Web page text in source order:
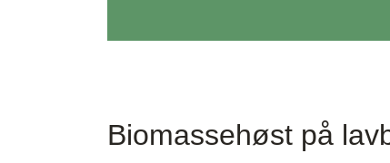
Biomassehøst på